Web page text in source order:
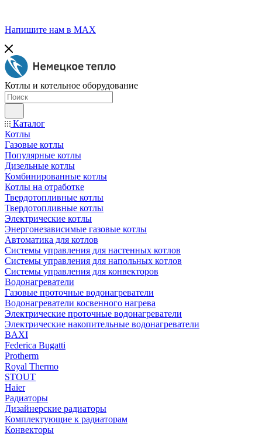
Напишите нам в МАХ
Котлы и котельное оборудование
Каталог
Котлы
Газовые котлы
Популярные котлы
Дизельные котлы
Комбинированные котлы
Котлы на отработке
Твердотопливные котлы
Твердотопливные котлы
Электрические котлы
Энергонезависимые газовые котлы
Автоматика для котлов
Системы управления для настенных котлов
Системы управления для напольных котлов
Системы управления для конвекторов
Водонагреватели
Газовые проточные водонагреватели
Водонагреватели косвенного нагрева
Электрические проточные водонагреватели
Электрические накопительные водонагреватели
BAXI
Federica Bugatti
Protherm
Royal Thermo
STOUT
Haier
Радиаторы
Дизайнерские радиаторы
Комплектующие к радиаторам
Конвекторы